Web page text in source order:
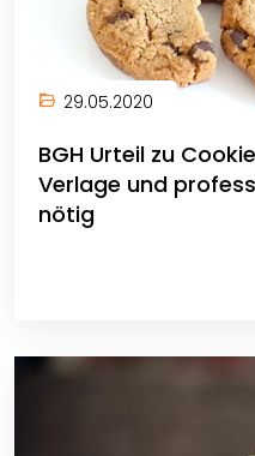
29.05.2020
BGH Urteil zu
Verlage und
nötig